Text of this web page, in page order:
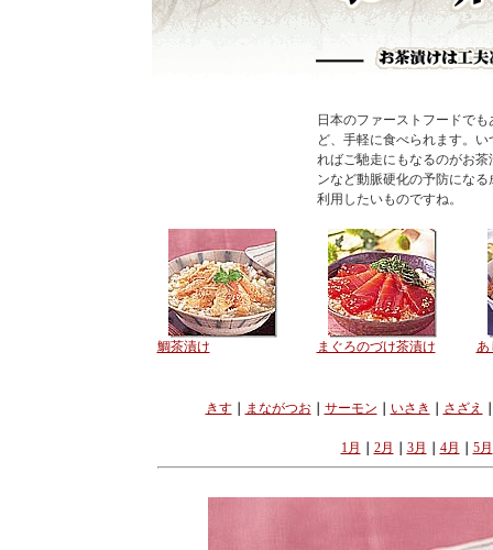
日本のファーストフードで
ど、手軽に食べられます。
ればご馳走にもなるのがお
ンなど動脈硬化の予防にな
利用したいものですね。
鯛茶漬け まぐろのづけ茶漬け あ
きす｜ まながつお サーモン いさき さざえ
1月 2月 3月 4月 5月